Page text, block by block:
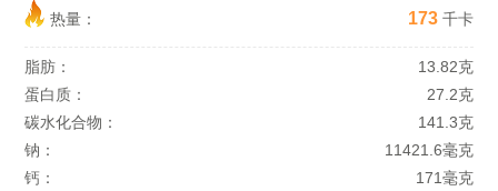
热量： 173 千卡
脂肪：
13.82克
蛋白质：
27.2克
碳水化合物：
141.3克
钠：
11421.6毫克
钙：
171毫克